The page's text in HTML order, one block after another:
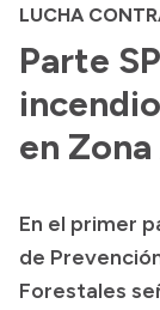
Referentes
Archivo de
Transparencia
Boletín Oficial
Compras y
LUCHA
Parte
en
En el primer
de
Forestales